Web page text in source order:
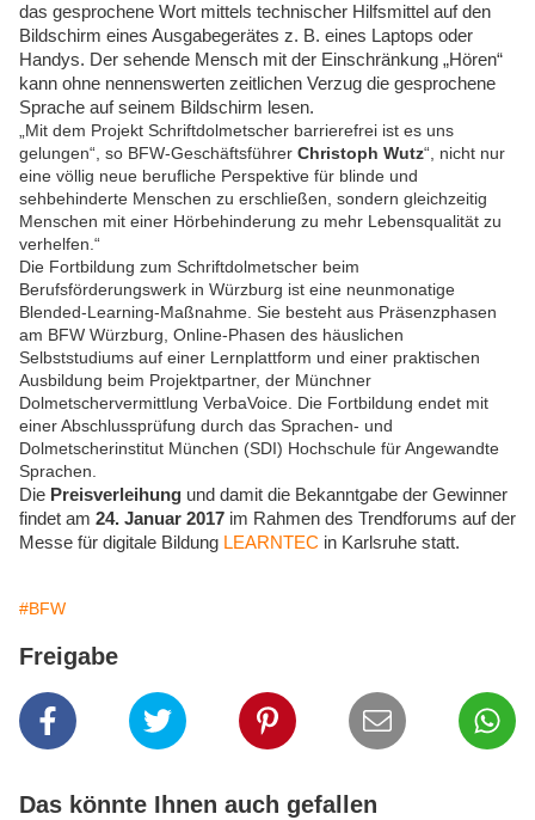
das gesprochene Wort mittels technischer Hilfsmittel auf den
Bildschirm eines Ausgabegerätes z. B. eines Laptops oder
Handys. Der sehende Mensch mit der Einschränkung „Hören“
kann ohne nennenswerten zeitlichen Verzug die gesprochene
Sprache auf seinem Bildschirm lesen.
„Mit dem Projekt Schriftdolmetscher barrierefrei ist es uns
gelungen“, so BFW-Geschäftsführer Christoph Wutz“, nicht nur
eine völlig neue berufliche Perspektive für blinde und
sehbehinderte Menschen zu erschließen, sondern gleichzeitig
Menschen mit einer Hörbehinderung zu mehr Lebensqualität zu
verhelfen.“
Die Fortbildung zum Schriftdolmetscher beim
Berufsförderungswerk in Würzburg ist eine neunmonatige
Blended-Learning-Maßnahme. Sie besteht aus Präsenzphasen
am BFW Würzburg, Online-Phasen des häuslichen
Selbststudiums auf einer Lernplattform und einer praktischen
Ausbildung beim Projektpartner, der Münchner
Dolmetschervermittlung VerbaVoice. Die Fortbildung endet mit
einer Abschlussprüfung durch das Sprachen- und
Dolmetscherinstitut München (SDI) Hochschule für Angewandte
Sprachen.
Die Preisverleihung und damit die Bekanntgabe der Gewinner
findet am 24. Januar 2017 im Rahmen des Trendforums auf der
Messe für digitale Bildung LEARNTEC in Karlsruhe statt.
#BFW
Freigabe
Das könnte Ihnen auch gefallen